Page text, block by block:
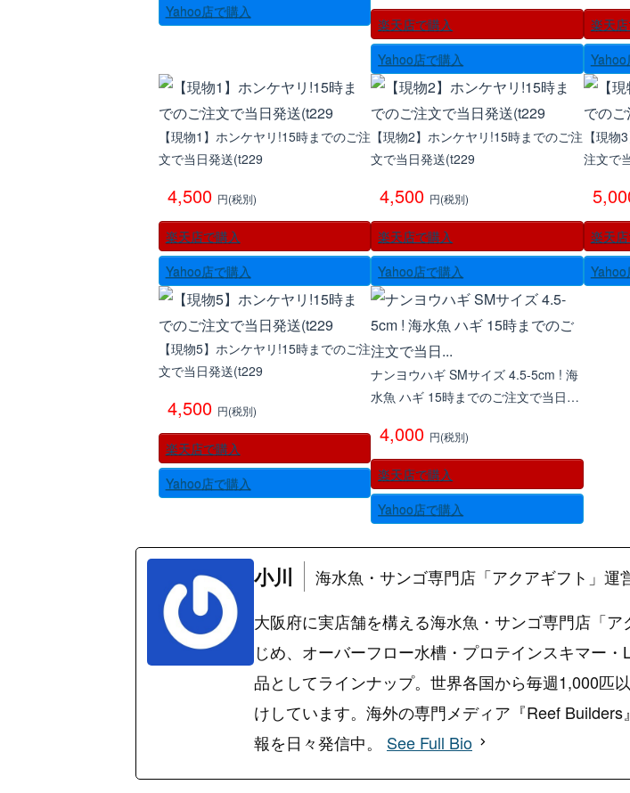
Yahoo店で購入
楽天店で購入
Yahoo店で購入
楽天
Yahoo
【現物1】ホンケヤリ!15時までのご注
文で当日発送(t229
4,500 円(税別)
楽天店で購入
Yahoo店で購入
【現物2】ホンケヤリ!15時までのご注
文で当日発送(t229
4,500 円(税別)
楽天店で購入
Yahoo店で購入
【現
注文で
楽天
Yahoo
【現物5】ホンケヤリ!15時までのご注
文で当日発送(t229
4,500 円(税別)
楽天店で購入
Yahoo店で購入
ナンヨウハギ SMサイズ 4.5-5cm ! 海
水魚 ハギ 15時までのご注文で当日…
4,000 円(税別)
楽天店で購入
Yahoo店で購入
小川
海水魚・サンゴ専門店「アクアギフト」運
大阪府に実店舗を構える海水魚・サンゴ専門店「
じめ、オーバーフロー水槽・プロテインスキマー
品としてラインナップ。世界各国から毎週1,000匹
けしています。海外の専門メディア『Reef
報を日々発信中。 See Full Bio